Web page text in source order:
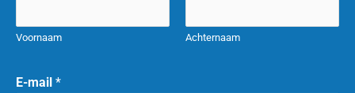
m
Voornaam Achternaam
E-mail *